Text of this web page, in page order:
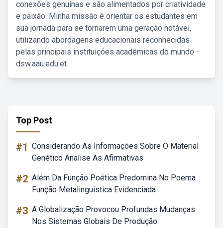
conexões genuínas e são alimentados por criatividade
e paixão. Minha missão é orientar os estudantes em
sua jornada para se tornarem uma geração notável,
utilizando abordagens educacionais reconhecidas
pelas principais instituições acadêmicas do mundo -
dsw.aau.edu.et.
Top Post
#1 Considerando As Informações Sobre O Material
Genético Analise As Afirmativas
#2 Além Da Função Poética Predomina No Poema
Função Metalinguística Evidenciada
#3 A Globalização Provocou Profundas Mudanças
Nos Sistemas Globais De Produção.